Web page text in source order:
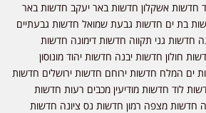
חדשות אשקלון חדשות באר יעקב חדשות באר
בת ים חדשות גבעת שמואל חדשות גבעתיים
חדשות גני תקווה חדשות דימונה חדשות
חולון חדשות יבנה חדשות יהוד מונוסון
ים המלח חדשות ירוחם חדשות ירושלים חדשות
לוד חדשות מודיעין מכבים רעות חדשות
חדשות מצפה רמון חדשות נס ציונה חדשות